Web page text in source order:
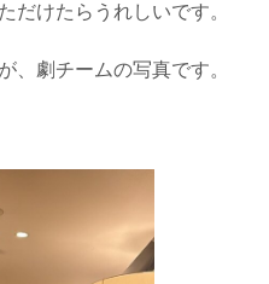
だけたらうれしいです。
、劇チームの写真です。